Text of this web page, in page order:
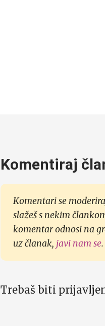
Komentiraj
Komentari se
slažeš s nekim
komentar odnosi na
uz članak, javi nam se.
Trebaš biti